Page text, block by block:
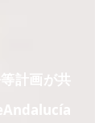
計画が共